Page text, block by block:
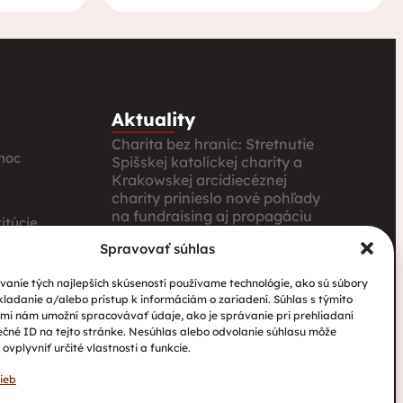
Spravovať súhlas
tých najlepších skúseností používame technológie, ako sú súbory
a/alebo prístup k informáciám o zariadení. Súhlas s týmito
nám umožní spracovávať údaje, ako je správanie pri prehliadaní
ID na tejto stránke. Nesúhlas alebo odvolanie súhlasu môže
určité vlastnosti a funkcie.
Aktuality
Charita bez hraníc: Stretnutie
Spišskej katolíckej charity a
Krakowskej arcidiecéznej
charity prinieslo nové pohľady
na fundraising aj propagáciu
Nové petangové ihrisko
prináša seniorom radosť,
pohyb a komunitu
Národný projekt „Integrácia
štátnych príslušníkov tretích
krajín vrátane migrantov“